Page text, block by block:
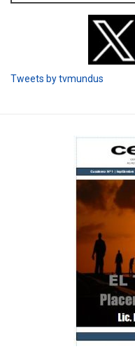
Tweets by tvmundus